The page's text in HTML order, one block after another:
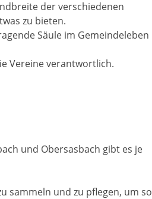
der verschiedenen
zu bieten.
Säule im Gemeindeleben
Vereine verantwortlich.
und Obersasbach gibt es je
sammeln und zu pflegen, um so